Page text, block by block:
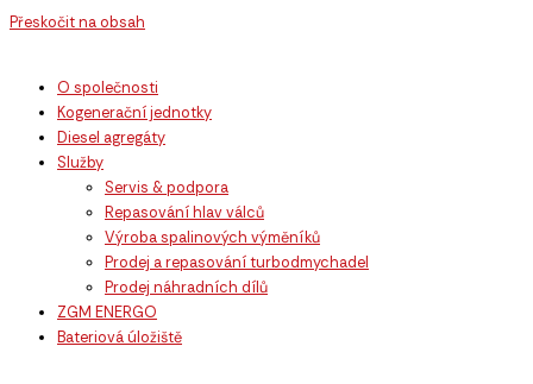
Přeskočit na obsah
O společnosti
Kogenerační jednotky
Diesel agregáty
Služby
Servis & podpora
Repasování hlav válců
Výroba spalinových výměníků
Prodej a repasování turbodmychadel
Prodej náhradních dílů
ZGM ENERGO
Bateriová úložiště